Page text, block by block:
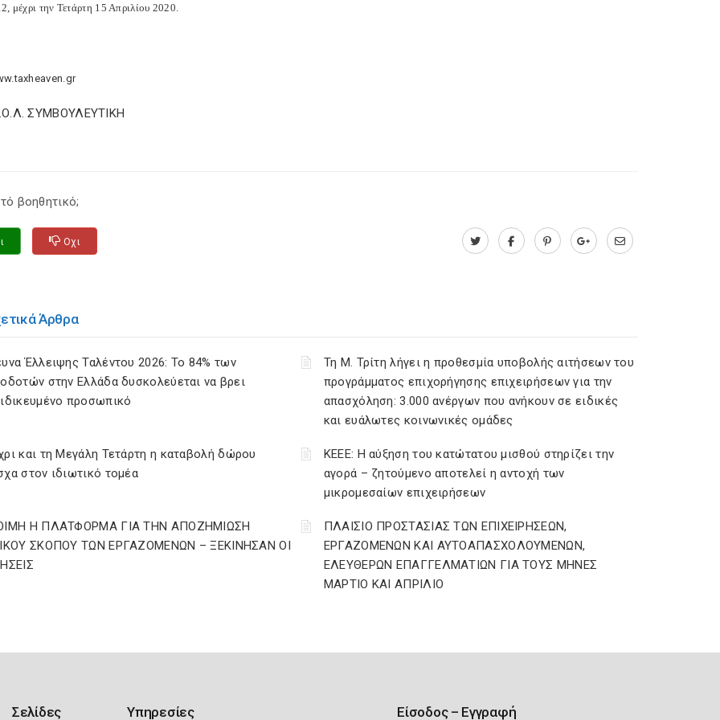
μέχρι την Τετάρτη 15 Απριλίου 2020.
ΣΥΜΒΟΥΛΕΥΤΙΚΗ
βοηθητικό;
Οχι
Άρθρα
Έλλειψης Ταλέντου 2026: Το 84% των
στην Ελλάδα δυσκολεύεται να βρει
προσωπικό
Τη Μ. Τρίτη λήγει η προθεσμία υποβολής αιτήσεων του
προγράμματος επιχορήγησης επιχειρήσεων για την
απασχόληση: 3.000 ανέργων που ανήκουν σε ειδικές
και ευάλωτες κοινωνικές ομάδες
και τη Μεγάλη Τετάρτη η καταβολή δώρου
στον ιδιωτικό τομέα
ΚΕΕΕ: Η αύξηση του κατώτατου μισθού στηρίζει την
αγορά – ζητούμενο αποτελεί η αντοχή των
μικρομεσαίων επιχειρήσεων
Η ΠΛΑΤΦΟΡΜΑ ΓΙΑ ΤΗΝ ΑΠΟΖΗΜΙΩΣΗ
ΣΚΟΠΟΥ ΤΩΝ ΕΡΓΑΖΟΜΕΝΩΝ – ΞΕΚΙΝΗΣΑΝ ΟΙ
ΠΛΑΙΣΙΟ ΠΡΟΣΤΑΣΙΑΣ ΤΩΝ ΕΠΙΧΕΙΡΗΣΕΩΝ,
ΕΡΓΑΖΟΜΕΝΩΝ ΚΑΙ ΑΥΤΟΑΠΑΣΧΟΛΟΥΜΕΝΩΝ,
ΕΛΕΥΘΕΡΩΝ ΕΠΑΓΓΕΛΜΑΤΙΩΝ ΓΙΑ ΤΟΥΣ ΜΗΝΕΣ
ΜΑΡΤΙΟ ΚΑΙ ΑΠΡΙΛΙΟ
Σελίδες Υπηρεσίες Είσοδος – Εγγραφή